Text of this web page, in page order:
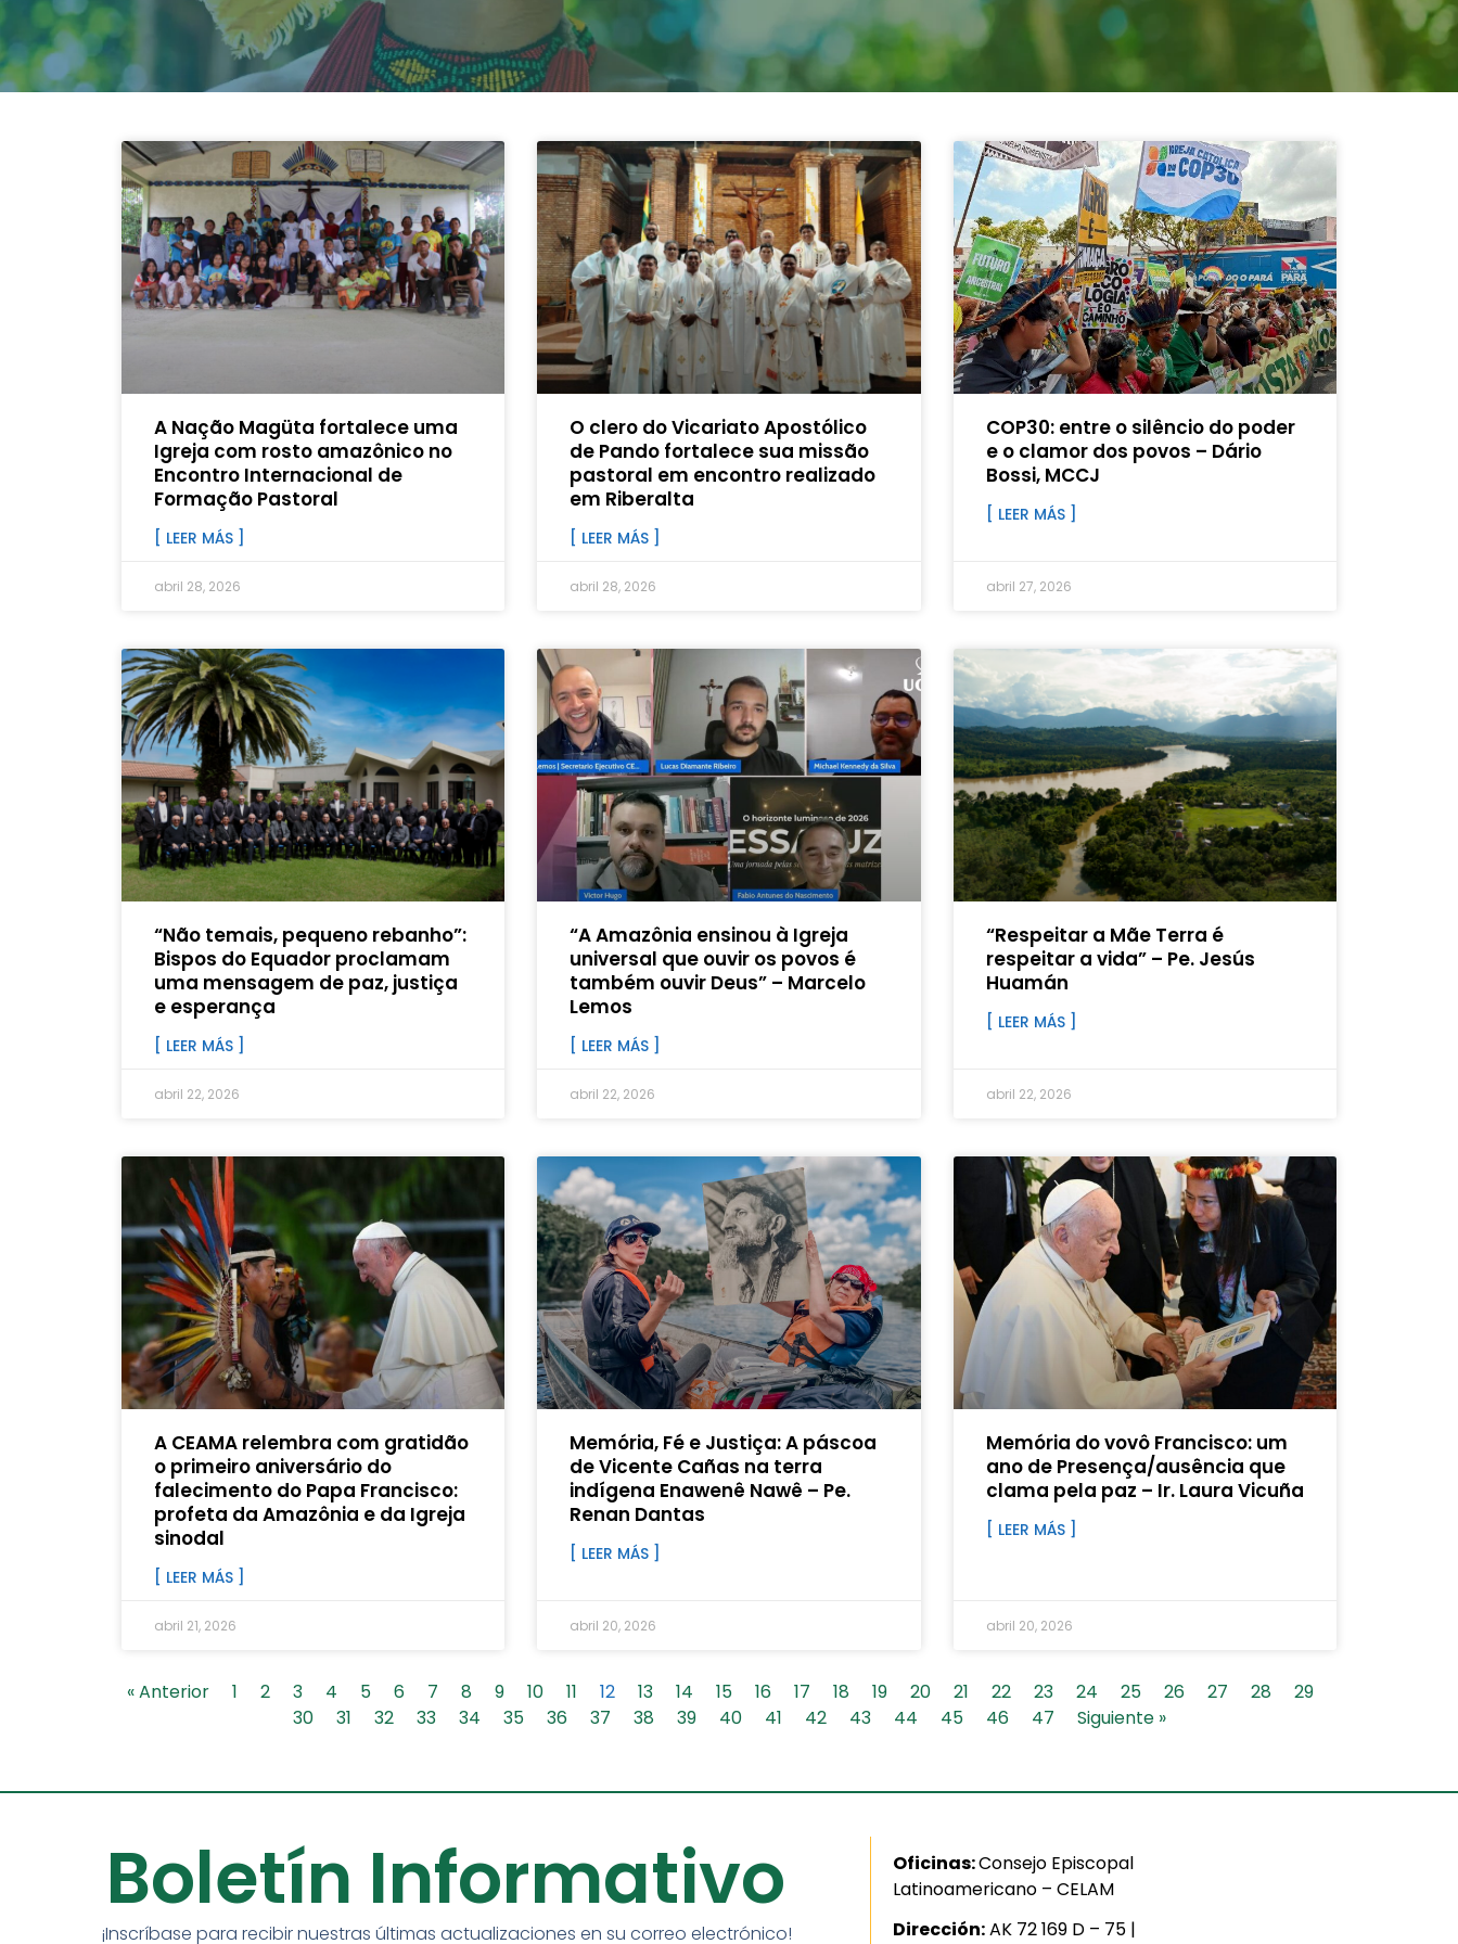
A Nação Magüta fortalece uma
Igreja com rosto amazônico no
Encontro Internacional de
Formação Pastoral
[ LEER MÁS ]
abril 28, 2026
O clero do Vicariato Apostólico
de Pando fortalece sua missão
pastoral em encontro realizado
em Riberalta
[ LEER MÁS ]
abril 28, 2026
COP30: entre o silêncio do poder
e o clamor dos povos – Dário
Bossi, MCCJ
[ LEER MÁS ]
abril 27, 2026
“Não temais, pequeno rebanho”:
Bispos do Equador proclamam
uma mensagem de paz, justiça
e esperança
[ LEER MÁS ]
abril 22, 2026
“A Amazônia ensinou à Igreja
universal que ouvir os povos é
também ouvir Deus” – Marcelo
Lemos
[ LEER MÁS ]
abril 22, 2026
“Respeitar a Mãe Terra é
respeitar a vida” – Pe. Jesús
Huamán
[ LEER MÁS ]
abril 22, 2026
A CEAMA relembra com gratidão
o primeiro aniversário do
falecimento do Papa Francisco:
profeta da Amazônia e da Igreja
sinodal
[ LEER MÁS ]
abril 21, 2026
Memória, Fé e Justiça: A páscoa
de Vicente Cañas na terra
indígena Enawenê Nawê – Pe.
Renan Dantas
[ LEER MÁS ]
abril 20, 2026
Memória do vovô Francisco: um
ano de Presença/ausência que
clama pela paz – Ir. Laura Vicuña
[ LEER MÁS ]
abril 20, 2026
« Anterior 1 2 3 4 5 6 7 8 9 10 11 12 13 14 15 16 17 18 19 20 21 22 23 24 25 26 27 28
29
30
31 32 33 34 35 36 37 38 39 40 41 42 43 44 45 46 47 Siguiente »
Boletín Informativo
¡Inscríbase para recibir nuestras últimas actualizaciones en su correo electrónico!
Oficinas:Consejo Episcopal
Latinoamericano – CELAM
Dirección:AK 72 169 D – 75 |